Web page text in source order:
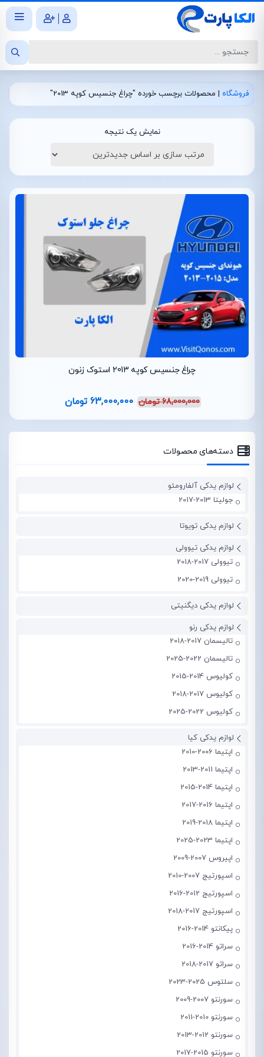
|
فروشگاه | محصولات برچسب خورده "چراغ جنسیس کوپه 2013"
نمایش یک نتیجه
چراغ جنسیس کوپه 2013 استوک زنون
68,000,000 تومان 63,000,000 تومان
دسته‌های محصولات
لوازم یدکی آلفارومئو
جولیتا 2013-2017
لوازم یدکی تویوتا
لوازم یدکی تیوولی
تیوولی 2017-2018
تیوولی 2019-2020
لوازم یدکی دیگنیتی
لوازم یدکی رنو
تالیسمان 2017-2018
تالیسمان 2022-2025
کولیوس 2014-2015
کولیوس 2017-2018
کولیوس 2022-2025
لوازم یدکی کیا
اپتیما 2006-2010
اپتیما 2011-2013
اپتیما 2014-2015
اپتیما 2016-2017
اپتیما 2018-2019
اپتیما 2023-2025
اپیروس 2007-2009
اسپورتیج 2007-2010
اسپورتیج 2012-2016
اسپورتیج 2017-2018
پیکانتو 2014-2016
سراتو 2014-2016
سراتو 2017-2018
سلتوس 2025-2023
سورنتو 2007-2009
سورنتو 2010-2011
سورنتو 2012-2013
سورنتو 2015-2017